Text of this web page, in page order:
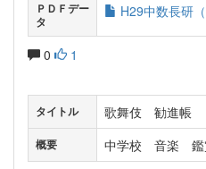
ＰＤＦデー
タ
H29中数長研
0 1
タイトル 歌舞伎 勧進帳
概要 中学校 音楽 鑑